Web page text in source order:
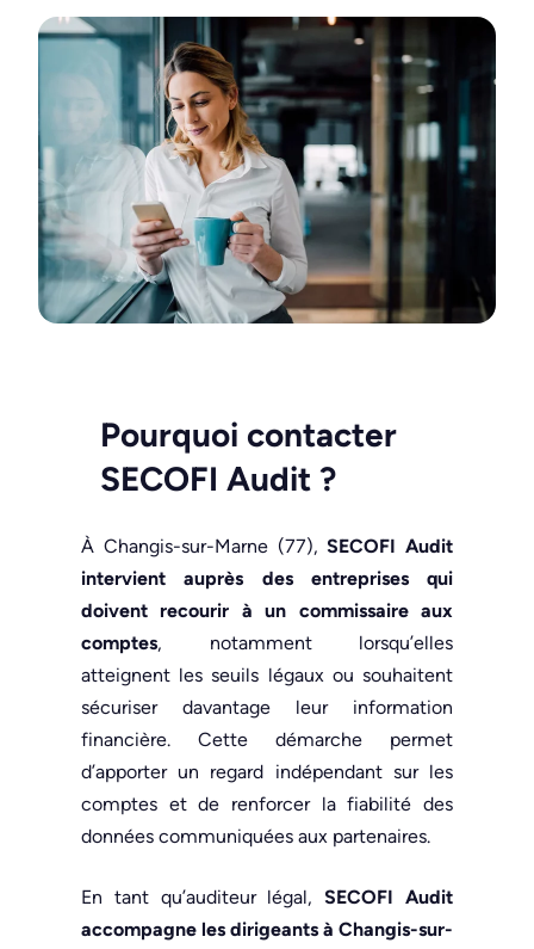
Pourquoi contacter
SECOFI Audit ?
À Changis-sur-Marne (77),SECOFI Audit
intervient auprès des entreprises qui
doivent recourir à un commissaire aux
comptes, notamment lorsqu’elles
atteignent les seuils légaux ou souhaitent
sécuriser davantage leur information
financière. Cette démarche permet
d’apporter un regard indépendant sur les
comptes et de renforcer la fiabilité des
données communiquées aux partenaires.
En tant qu’auditeur légal,SECOFI Audit
accompagne les dirigeants à Changis-sur-